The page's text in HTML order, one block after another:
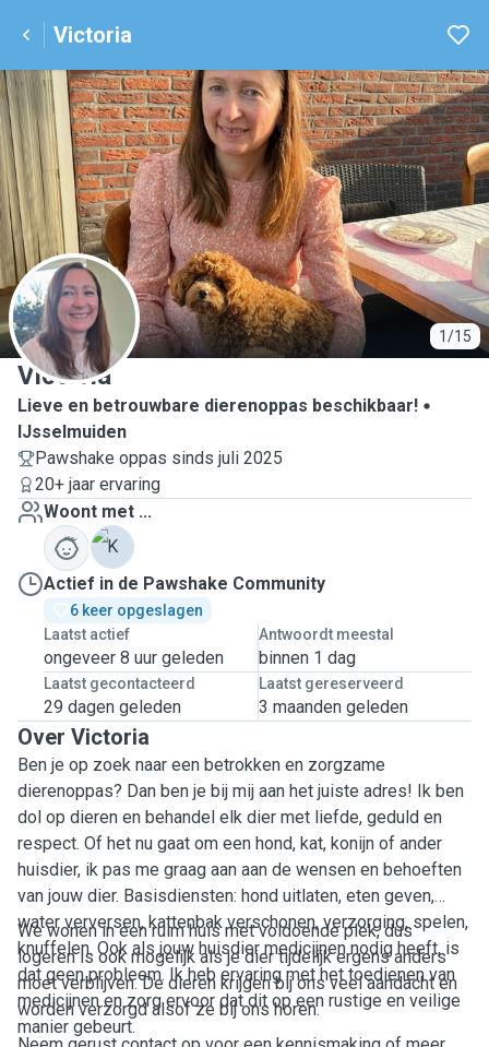
Victoria
1/15
V
Victoria
Lieve en betrouwbare dierenoppas beschikbaar!
IJsselmuiden
Pawshake oppas sinds juli 2025
20+ jaar ervaring
Woont met ...
K
Actief in de Pawshake Community
6 keer opgeslagen
Laatst actief
ongeveer 8 uur geleden
Antwoordt meestal
binnen 1 dag
Laatst gecontacteerd
29 dagen geleden
Laatst gereserveerd
3 maanden geleden
Over Victoria
Ben je op zoek naar een betrokken en zorgzame
dierenoppas? Dan ben je bij mij aan het juiste adres! Ik ben
dol op dieren en behandel elk dier met liefde, geduld en
respect. Of het nu gaat om een hond, kat, konijn of ander
huisdier, ik pas me graag aan aan de wensen en behoeften
van jouw dier. Basisdiensten: hond uitlaten, eten geven,
water verversen, kattenbak verschonen, verzorging, spelen,
knuffelen. Ook als jouw huisdier medicijnen nodig heeft, is
dat geen probleem. Ik heb ervaring met het toedienen van
medicijnen en zorg ervoor dat dit op een rustige en veilige
manier gebeurt.
We wonen in een ruim huis met voldoende plek, dus
logeren is ook mogelijk als je dier tijdelijk ergens anders
moet verblijven. De dieren krijgen bij ons veel aandacht en
worden verzorgd alsof ze bij ons horen.